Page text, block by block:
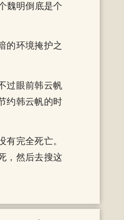
魏明倒底是个
的环境掩护之
过眼前韩云帆
约韩云帆的时
完全死亡。
，然后去搜这